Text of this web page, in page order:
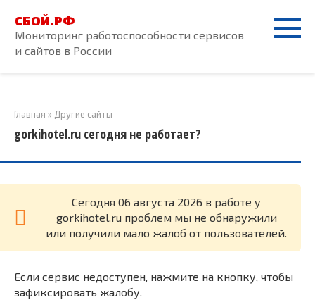
контенту
СБОЙ.РФ
Мониторинг работоспособности сервисов
и сайтов в России
Главная » Другие сайты
gorkihotel.ru сегодня не работает?
Cегодня 06 августа 2026 в работе у
gorkihotel.ru проблем мы не обнаружили
или получили мало жалоб от пользователей.
Если сервис недоступен, нажмите на кнопку, чтобы
зафиксировать жалобу.